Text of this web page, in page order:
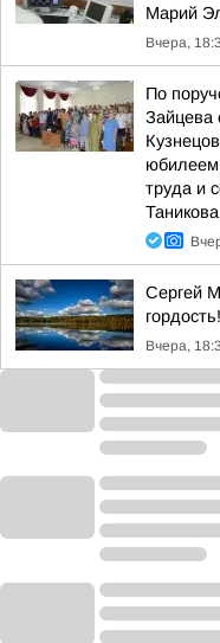
Марий
Вчера,
По
Зайцева
юбилеем
труда и
Таникова
Сергей
Вчера,